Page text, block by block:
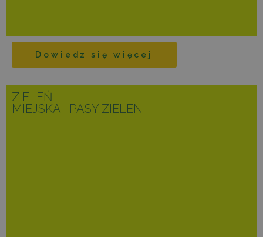
Dowiedz się więcej
ZIELEŃ
MIEJSKA I PASY ZIELENI